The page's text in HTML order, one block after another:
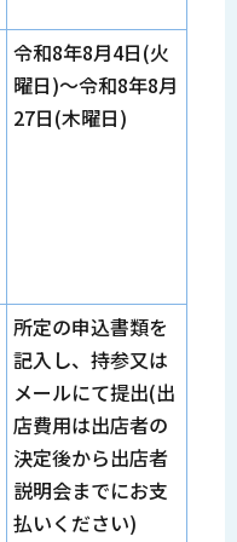
令和8年8月4日(火
曜日)～令和8年8月
27日(木曜日)
所定の申込書類を
記入し、持参又は
メールにて提出(出
店費用は出店者の
決定後から出店者
説明会までにお支
払いください)